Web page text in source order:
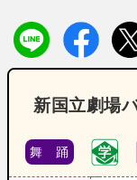
新国立劇場
舞 踊